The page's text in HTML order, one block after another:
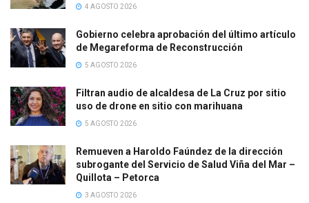
4 AGOSTO 2026
Gobierno celebra aprobación del último artículo
de Megareforma de Reconstrucción
5 AGOSTO 2026
Filtran audio de alcaldesa de La Cruz por sitio
uso de drone en sitio con marihuana
5 AGOSTO 2026
Remueven a Haroldo Faúndez de la dirección
subrogante del Servicio de Salud Viña del Mar –
Quillota – Petorca
3 AGOSTO 2026